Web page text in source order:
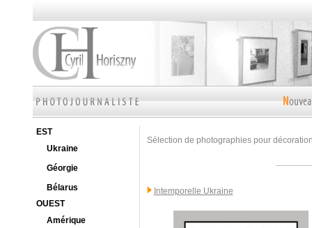
EST
Ukraine
Géorgie
Bélarus
OUEST
Amérique
Sélection de photographies pour
Intemporelle Ukraine